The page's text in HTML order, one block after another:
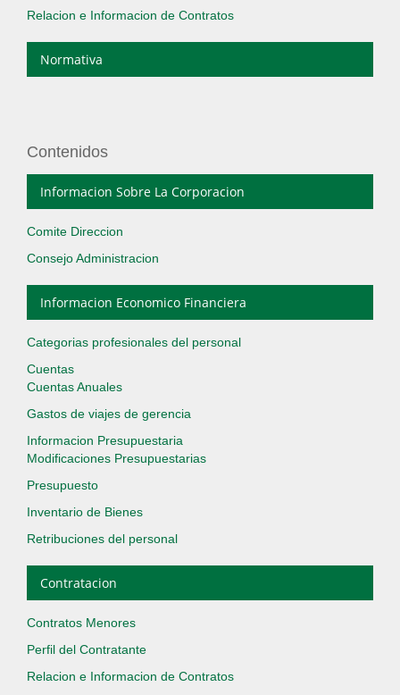
Relacion e Informacion de Contratos
Normativa
Contenidos
Informacion Sobre La Corporacion
Comite Direccion
Consejo Administracion
Informacion Economico Financiera
Categorias profesionales del personal
Cuentas
Cuentas Anuales
Gastos de viajes de gerencia
Informacion Presupuestaria
Modificaciones Presupuestarias
Presupuesto
Inventario de Bienes
Retribuciones del personal
Contratacion
Contratos Menores
Perfil del Contratante
Relacion e Informacion de Contratos